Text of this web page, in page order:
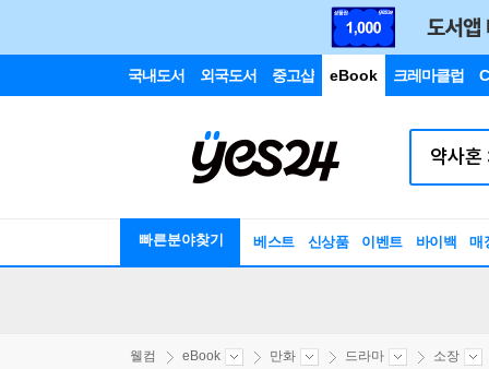
국내도서 외국도서 중고샵 eBook 크레마클럽
빠른분야찾기 베스트 신상품 이벤트 바이백 매
웰컴 eBook 만화 드라마 소장